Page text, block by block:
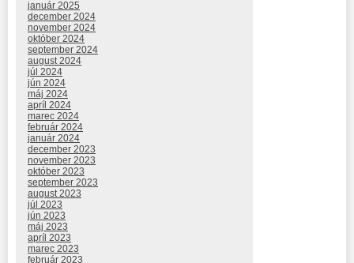
január 2025
december 2024
november 2024
október 2024
september 2024
august 2024
júl 2024
jún 2024
máj 2024
apríl 2024
marec 2024
február 2024
január 2024
december 2023
november 2023
október 2023
september 2023
august 2023
júl 2023
jún 2023
máj 2023
apríl 2023
marec 2023
február 2023